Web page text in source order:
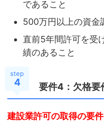
であること
500万円以上の資金
直前5年間許可を受
績のあること
step
4 要件4：欠格要
建設業許可の取得の要